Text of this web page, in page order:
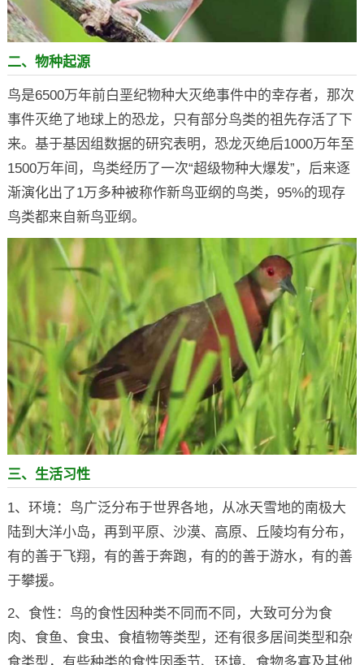
二、物种起源
鸟是6500万年前白垩纪物种大灭绝事件中的幸存者，那次
事件灭绝了地球上的恐龙，只有部分鸟类的祖先存活了下
来。基于基因组数据的研究表明，恐龙灭绝后1000万年至
1500万年间，鸟类经历了一次“超级物种大爆发”，后来逐
渐演化出了1万多种被称作新鸟亚纲的鸟类，95%的现存
鸟类都来自新鸟亚纲。
三、生活习性
1、环境：鸟广泛分布于世界各地，从冰天雪地的南极大
陆到大洋小岛，再到平原、沙漠、高原、丘陵均有分布，
有的善于飞翔，有的善于奔跑，有的的善于游水，有的善
于攀援。
2、食性：鸟的食性因种类不同而不同，大致可分为食
肉、食鱼、食虫、食植物等类型，还有很多居间类型和杂